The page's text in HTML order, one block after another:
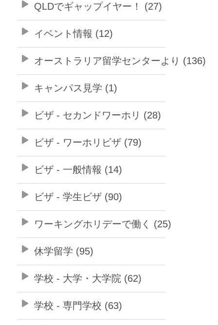
QLDでギャップイヤー！ (27)
イベント情報 (12)
オーストラリア留学センターより (136)
キャンパス見学 (1)
ビザ - セカンドワーホリ (28)
ビザ - ワーホリビザ (79)
ビザ - 一般情報 (14)
ビザ - 学生ビザ (90)
ワーキングホリデーで働く (25)
休学留学 (95)
学校 - 大学・大学院 (62)
学校 - 専門学校 (63)